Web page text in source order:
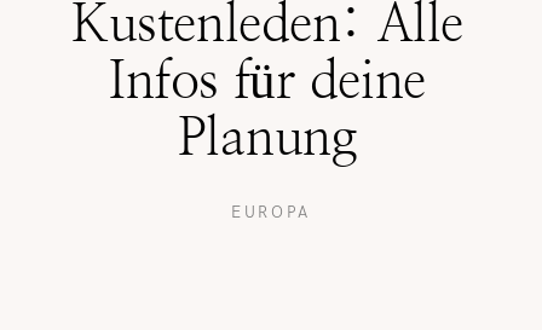
Kustenleden: Alle
Infos für deine
Planung
EUROPA
SHOP
KONTAKT